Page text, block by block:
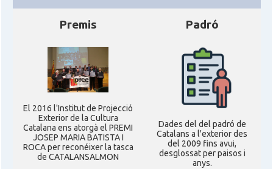
Premis
El 2016 l'Institut de Projecció
Exterior de la Cultura
Catalana ens atorgà el PREMI
JOSEP MARIA BATISTA I
ROCA per reconéixer la tasca
de CATALANSALMON
Padró
Dades del del padró de
Catalans a l'exterior des
del 2009 fins avui,
desglossat per paisos i
anys.